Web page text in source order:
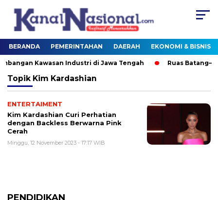
BERANDA PEMERINTAHAN DAERAH EKONOMI & BISNIS
Kawasan Industri di Jawa Tengah Ruas
Topik Kim Kardashian
ENTERTAIMENT
Kim Kardashian Curi Perhatian
dengan Backless Berwarna Pink
Cerah
Minggu, 12 November 2023 - 17:17 WIB
PENDIDIKAN